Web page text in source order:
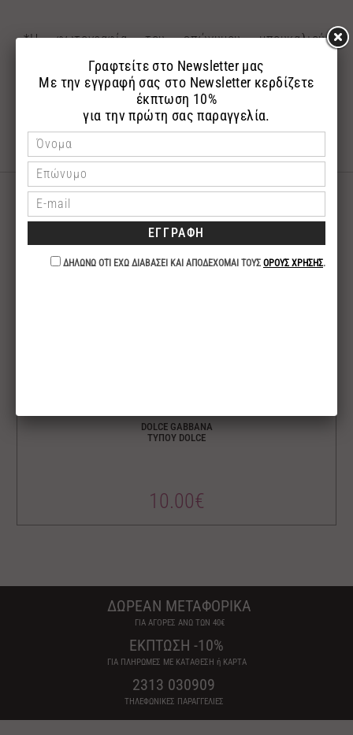
*Η φωτογραφία του επώνυμου μπουκαλιού
αγαπημένου σας επώνυμου αρώματος.Τα αρώματα
αποστέλλονται σε γυάλινη συσκευασία με το
λογότυπο της εταιρίας μας.
ΣΧΕΤΙΚΑ ΠΡΟΪΟΝΤΑ
DOLCE GABBANA
ΤΥΠΟΥ DOLCE
10.00€
ΔΩΡΕΑΝ ΜΕΤΑΦΟΡΙΚΑ
ΓΙΑ ΑΓΟΡΕΣ ΑΝΩ ΤΩΝ 40€
ΕΚΠΤΩΣΗ -10%
ΓΙΑ ΠΛΗΡΩΜΕΣ ΜΕ ΚΑΤΑΘΕΣΗ ή ΚΑΡΤΑ
2313 030909
ΤΗΛΕΦΩΝΙΚΕΣ ΠΑΡΑΓΓΕΛΙΕΣ